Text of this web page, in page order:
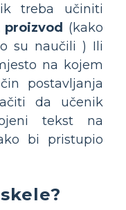
treba učiniti
proizvod (kako
su naučili ) Ili
na kojem
postavljanja
da učenik
tekst na
bi pristupio